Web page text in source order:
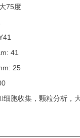
75度
41
25
细胞收集，颗粒分析，